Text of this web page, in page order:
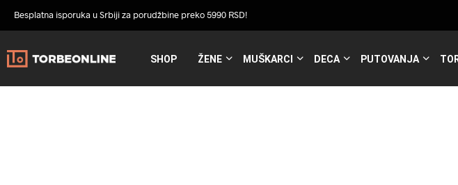
Besplatna isporuka u Srbiji za porudžbine preko 5990 RSD!
SHOP ŽENE MUŠKARCI DECA PUTOVANJA